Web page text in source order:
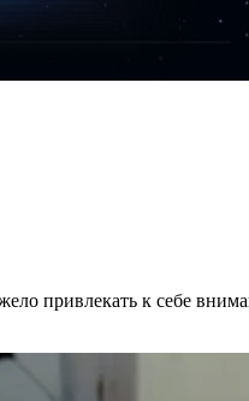
привлекать к себе